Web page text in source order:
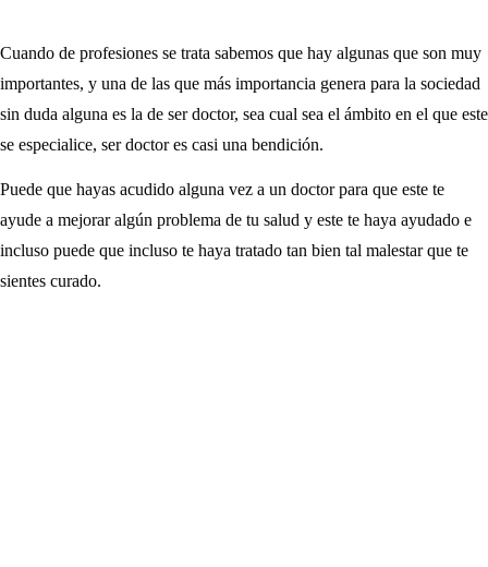
Cuando de profesiones se trata sabemos que hay algunas que son muy
importantes, y una de las que más importancia genera para la sociedad
sin duda alguna es la de ser doctor, sea cual sea el ámbito en el que este
se especialice, ser doctor es casi una bendición.
Puede que hayas acudido alguna vez a un doctor para que este te
ayude a mejorar algún problema de tu salud y este te haya ayudado e
incluso puede que incluso te haya tratado tan bien tal malestar que te
sientes curado.